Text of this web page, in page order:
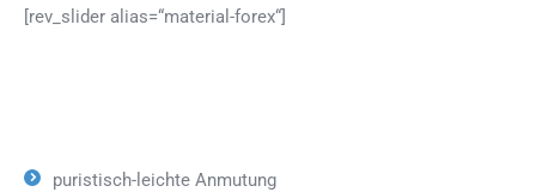
[rev_slider alias=“material-forex“]
puristisch-leichte Anmutung